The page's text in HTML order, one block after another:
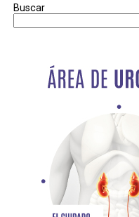
Buscar